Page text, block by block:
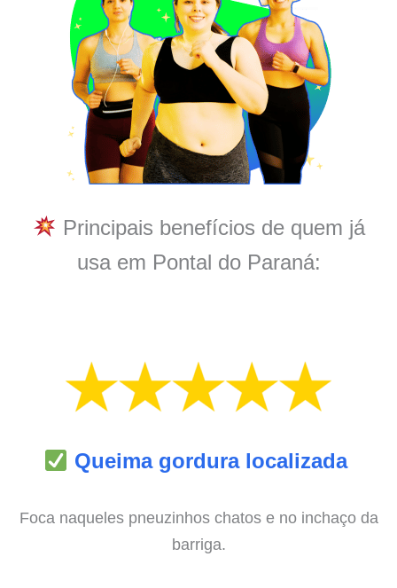
Principais benefícios de quem já
usa em Pontal do Paraná:
Queima gordura localizada
Foca naqueles pneuzinhos chatos e no inchaço da
barriga.